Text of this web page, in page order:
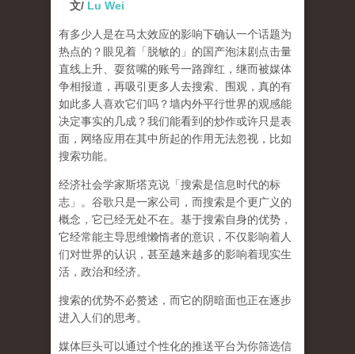
文/ Lu Wei
有多少人是在马太效应的影响下确认一个话题为
热点的？眼见着「脱敏的」的国产泡沫剧点击量
直线上升、耍贫嘴的账号一路蹿红，继而被媒体
争相报道，再吸引更多人去搜索、围观，真的有
如此多人喜欢它们吗？墙内外平行世界的观感能
决定事实的几成？我们能看到的炒作或许只是表
面，网络应用在其中所起的作用无法忽视，比如
搜索功能。
经济社会学家斯塔克说「搜索是信息时代的标
志」。谷歌只是一家公司，而搜索是个更广义的
概念，它已经无处不在。基于搜索自身的优势，
它经常能主导思维懒惰者的意识，不仅影响着人
们对世界的认识， 甚至越来越多的影响着现实生
活，政治和经济。
搜索的优势不必赘述，而它的阴暗面也正在逐步
进入人们的思考。
媒体巨头可以通过个性化的推送平台为你筛选信